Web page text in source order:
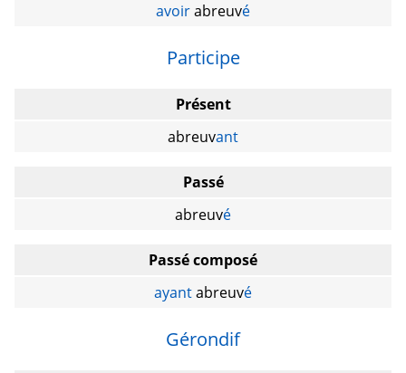
avoirabreuvé
Participe
Présent
abreuvant
Passé
abreuvé
Passé composé
ayantabreuvé
Gérondif